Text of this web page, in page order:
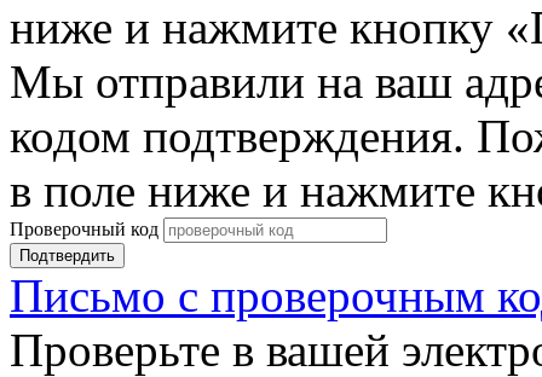
ниже и нажмите кнопку
Мы отправили на ваш
кодом подтверждения.
в поле ниже и нажмите
Проверочный код
Подтвердить
Письмо с проверочным
Проверьте в вашей